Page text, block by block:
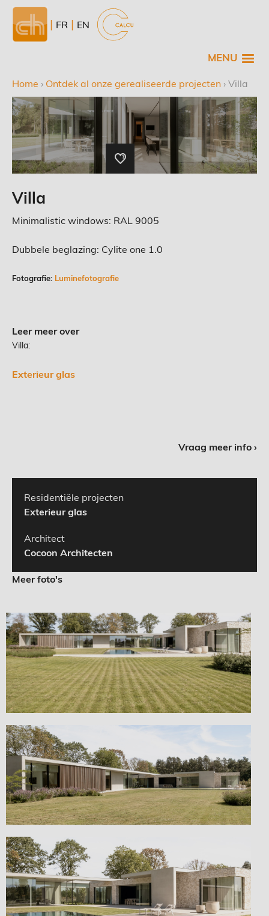
Overslaan
naar
gaan
NL FR EN
MENU
Kruimelpad
Home › Ontdek al onze gerealiseerde projecten › Villa
Villa
Minimalistic windows: RAL 9005
Dubbele beglazing: Cylite one 1.0
Fotografie: Luminefotografie
Leer meer over
Villa:
Exterieur glas
Vraag meer info ›
Residentiële projecten
Exterieur glas
Architect
Cocoon Architecten
Meer foto's